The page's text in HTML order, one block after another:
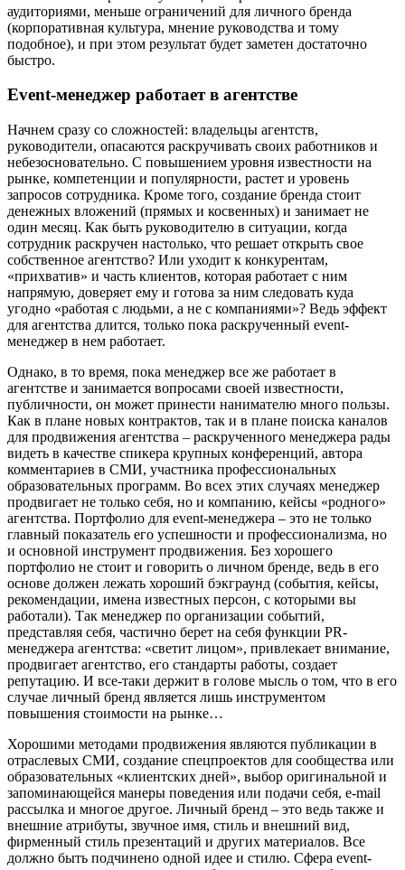
аудиториями, меньше ограничений для личного бренда
(корпоративная культура, мнение руководства и тому
подобное), и при этом результат будет заметен достаточно
быстро.
Event-менеджер работает в агентстве
Начнем сразу со сложностей: владельцы агентств,
руководители, опасаются раскручивать своих работников и
небезосновательно. С повышением уровня известности на
рынке, компетенции и популярности, растет и уровень
запросов сотрудника. Кроме того, создание бренда стоит
денежных вложений (прямых и косвенных) и занимает не
один месяц. Как быть руководителю в ситуации, когда
сотрудник раскручен настолько, что решает открыть свое
собственное агентство? Или уходит к конкурентам,
«прихватив» и часть клиентов, которая работает с ним
напрямую, доверяет ему и готова за ним следовать куда
угодно «работая с людьми, а не с компаниями»? Ведь эффект
для агентства длится, только пока раскрученный event-
менеджер в нем работает.
Однако, в то время, пока менеджер все же работает в
агентстве и занимается вопросами своей известности,
публичности, он может принести нанимателю много пользы.
Как в плане новых контрактов, так и в плане поиска каналов
для продвижения агентства – раскрученного менеджера рады
видеть в качестве спикера крупных конференций, автора
комментариев в СМИ, участника профессиональных
образовательных программ. Во всех этих случаях менеджер
продвигает не только себя, но и компанию, кейсы «родного»
агентства. Портфолио для event-менеджера – это не только
главный показатель его успешности и профессионализма, но
и основной инструмент продвижения. Без хорошего
портфолио не стоит и говорить о личном бренде, ведь в его
основе должен лежать хороший бэкграунд (события, кейсы,
рекомендации, имена известных персон, с которыми вы
работали). Так менеджер по организации событий,
представляя себя, частично берет на себя функции PR-
менеджера агентства: «светит лицом», привлекает внимание,
продвигает агентство, его стандарты работы, создает
репутацию. И все-таки держит в голове мысль о том, что в его
случае личный бренд является лишь инструментом
повышения стоимости на рынке…
Хорошими методами продвижения являются публикации в
отраслевых СМИ, создание спецпроектов для сообщества или
образовательных «клиентских дней», выбор оригинальной и
запоминающейся манеры поведения или подачи себя, e-mail
рассылка и многое другое. Личный бренд – это ведь также и
внешние атрибуты, звучное имя, стиль и внешний вид,
фирменный стиль презентаций и других материалов. Все
должно быть подчинено одной идее и стилю. Сфера event-